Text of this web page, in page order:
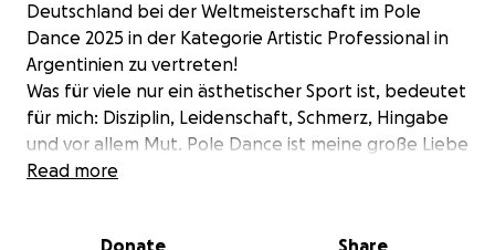
Deutschland bei der Weltmeisterschaft im Pole
Dance 2025 in der Kategorie Artistic Professional in
Argentinien zu vertreten!
Was für viele nur ein ästhetischer Sport ist, bedeutet
für mich: Disziplin, Leidenschaft, Schmerz, Hingabe
und vor allem Mut. Pole Dance ist meine große Liebe
– ein Tanz an der Grenze zwischen Kunst und
Read more
Donate Share